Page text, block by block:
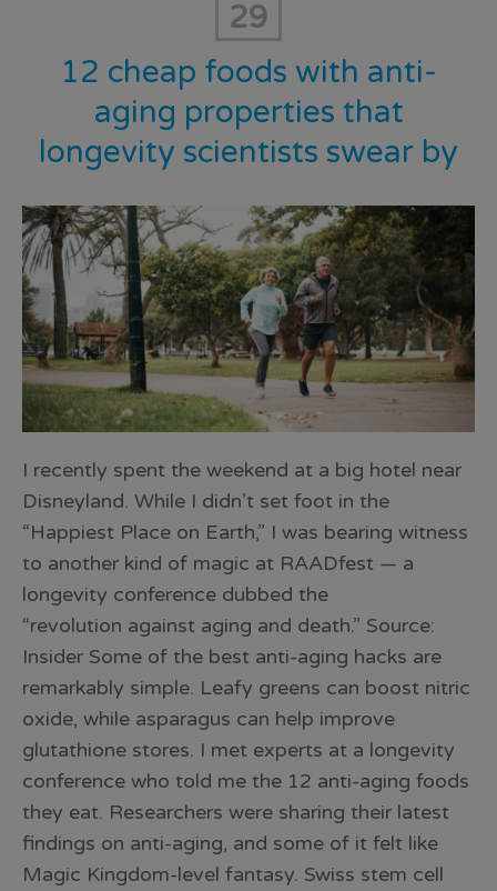
29
12 cheap foods with anti-
aging properties that
longevity scientists swear by
I recently spent the weekend at a big hotel near
Disneyland. While I didn’t set foot in the
“Happiest Place on Earth,” I was bearing witness
to another kind of magic at RAADfest — a
longevity conference dubbed the
“revolution against aging and death.” Source:
Insider Some of the best anti-aging hacks are
remarkably simple. Leafy greens can boost nitric
oxide, while asparagus can help improve
glutathione stores. I met experts at a longevity
conference who told me the 12 anti-aging foods
they eat. Researchers were sharing their latest
findings on anti-aging, and some of it felt like
Magic Kingdom-level fantasy. Swiss stem cell